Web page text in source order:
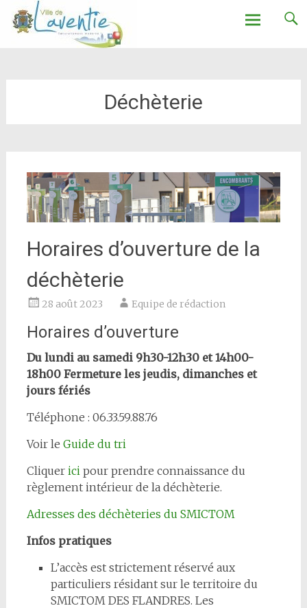
Ville de Laventie
Déchèterie
Horaires d’ouverture de la
déchèterie
28 août 2023 Equipe de rédaction
Horaires d’ouverture
Du lundi au samedi 9h30-12h30 et 14h00-
18h00 Fermeture les jeudis, dimanches et
jours fériés
Téléphone : 06.33.59.88.76
Voir le Guide du tri
Cliquer ici pour prendre connaissance du
règlement intérieur de la déchèterie.
Adresses des déchèteries du SMICTOM
Infos pratiques
L’accès est strictement réservé aux
particuliers résidant sur le territoire du
SMICTOM DES FLANDRES. Les